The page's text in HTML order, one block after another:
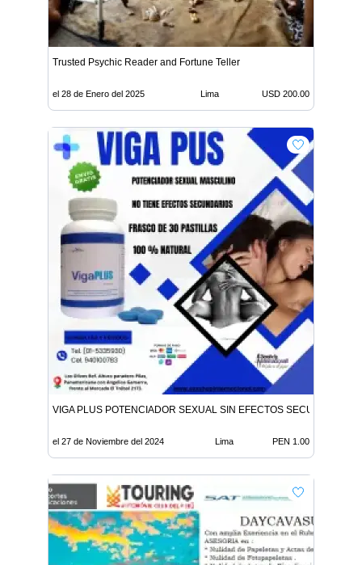
Trusted Psychic Reader and Fortune Teller
el 28 de Enero del 2025 Lima USD 200.00
VIGA PLUS POTENCIADOR SEXUAL SIN EFECTOS SECUNDARIOS
el 27 de Noviembre del 2024 Lima PEN 1.00